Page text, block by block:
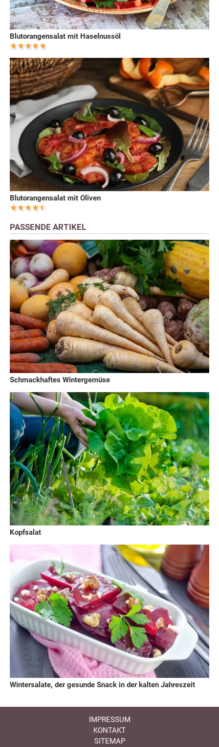
Blutorangensalat mit Haselnussöl
Blutorangensalat mit Oliven
PASSENDE ARTIKEL
Schmackhaftes Wintergemüse
Kopfsalat
Wintersalate, der gesunde Snack in der kalten Jahreszeit
IMPRESSUM
KONTAKT
SITEMAP